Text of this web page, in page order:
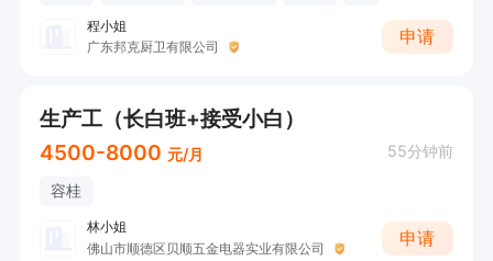
程小姐
广东邦克厨卫有限公司
申请
生产工（长白班+接受小白）
4500-8000 元/月 55分钟前
容桂
林小姐
佛山市顺德区贝顺五金电器实业有限公司
申请